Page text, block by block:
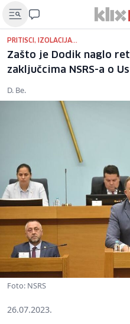
PRITISCI, IZOLACIJA...
Zašto je Dodik naglo
zaključcima NSRS-a o
D. Be.
Foto: NSRS
26.07.2023.